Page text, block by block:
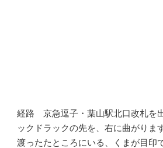
経路 京急逗子・葉山駅北口改札を
ックドラックの先を、右に曲がりま
渡ったたところにいる、くまが目印